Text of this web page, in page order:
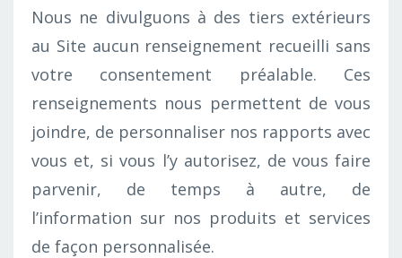
Nous ne divulguons à des tiers extérieurs
au Site aucun renseignement recueilli sans
votre consentement préalable. Ces
renseignements nous permettent de vous
joindre, de personnaliser nos rapports avec
vous et, si vous l’y autorisez, de vous faire
parvenir, de temps à autre, de
l’information sur nos produits et services
de façon personnalisée.